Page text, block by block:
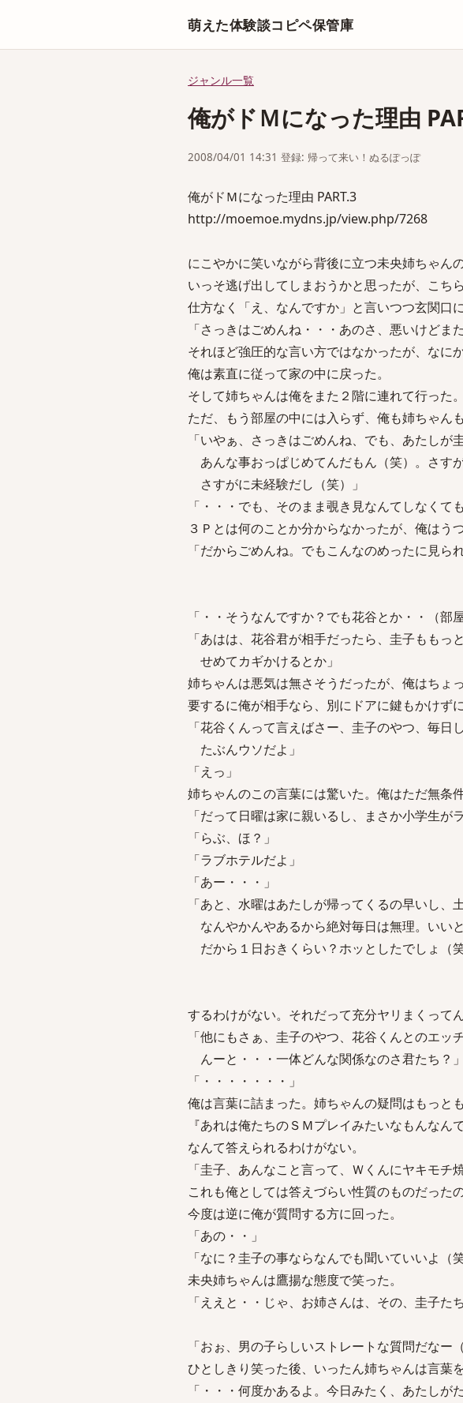
萌えた体験談コピペ保管庫
ジャンル一覧
俺がドＭになった理由
2008/04/01 14:31 登録: 帰って来い！ぬるぽっぽ
俺がドＭになった理由 PART.3
http://moemoe.mydns.jp/view.php/7268
にこやかに笑いながら背後に立つ未央姉ちゃん
いっそ逃げ出してしまおうかと思ったが、こち
仕方なく「え、なんですか」と言いつつ玄関口に
「さっきはごめんね・・・あのさ、悪いけどま
それほど強圧的な言い方ではなかったが、なに
俺は素直に従って家の中に戻った。
そして姉ちゃんは俺をまた２階に連れて行った。
ただ、もう部屋の中には入らず、俺も姉ちゃん
「いやぁ、さっきはごめんね、でも、あたし
あんな事おっぱじめてんだもん（笑）。さす
さすがに未経験だし（笑）」
「・・・でも、そのまま覗き見なんてしなくて
３Ｐとは何のことか分からなかったが、俺は
「だからごめんね。でもこんなのめったに見ら
「・・そうなんですか？でも花谷とか・・（部
「あはは、花谷君が相手だったら、圭子ももっ
せめてカギかけるとか」
姉ちゃんは悪気は無さそうだったが、俺はちょ
要するに俺が相手なら、別にドアに鍵もかけず
「花谷くんって言えばさー、圭子のやつ、毎日
たぶんウソだよ」
「えっ」
姉ちゃんのこの言葉には驚いた。俺はただ無条
「だって日曜は家に親いるし、まさか小学生が
「らぶ、ほ？」
「ラブホテルだよ」
「あー・・・」
「あと、水曜はあたしが帰ってくるの早いし、
なんやかんやあるから絶対毎日は無理。いい
だから１日おきくらい？ホッとしたでしょ（笑
するわけがない。それだって充分ヤリまくって
「他にもさぁ、圭子のやつ、花谷くんとのエッ
んーと・・・一体どんな関係なのさ君たち？」
「・・・・・・・」
俺は言葉に詰まった。姉ちゃんの疑問はもっと
『あれは俺たちのＳＭプレイみたいなもんなんで
なんて答えられるわけがない。
「圭子、あんなこと言って、Ｗくんにヤキモチ
これも俺としては答えづらい性質のものだった
今度は逆に俺が質問する方に回った。
「あの・・」
「なに？圭子の事ならなんでも聞いていいよ（
未央姉ちゃんは鷹揚な態度で笑った。
「ええと・・じゃ、お姉さんは、その、圭子
「おぉ、男の子らしいストレートな質問だなー
ひとしきり笑った後、いったん姉ちゃんは言葉
「・・・何度かあるよ。今日みたく、あたし